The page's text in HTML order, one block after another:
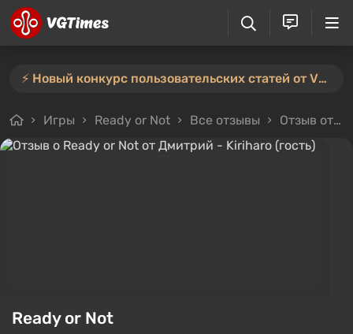
⚡️ Новый конкурс пользовательских статей от VGTimes — участвуйте тут ⚡️
Игры Ready or Not Все отзывы Отзыв от Дмитрий - Kiriharo (гость)
Ready or Not